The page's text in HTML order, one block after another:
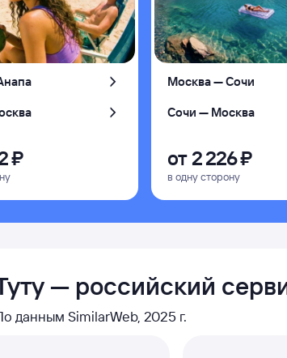
⁠₽
Москва — Сочи
Сочи — Москва
от 2 ⁠226 ⁠₽
в одну сторону
— российский
данным SimilarWeb, 2025 г.